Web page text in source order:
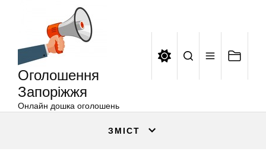
Оголошення
Запоріжжя
Онлайн дошка оголошень
ЗМІСТ